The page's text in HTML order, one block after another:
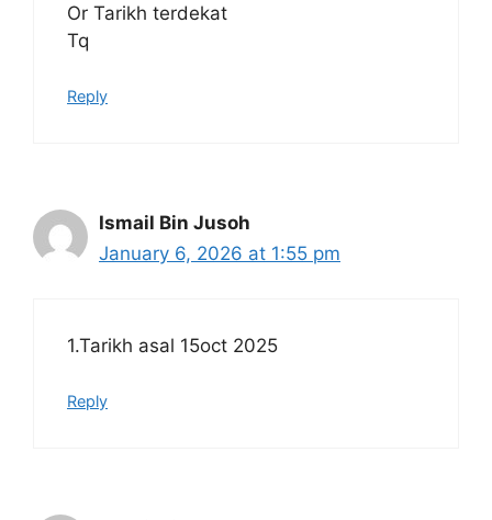
Or Tarikh terdekat
Tq
Reply
Ismail Bin Jusoh
January 6, 2026 at 1:55 pm
1.Tarikh asal 15oct 2025
Reply